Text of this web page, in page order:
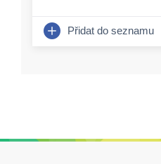
Přidat do seznamu